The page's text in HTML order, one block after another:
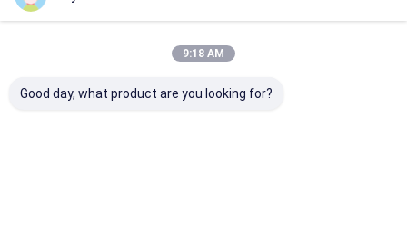
Onze Categorieën
9:18 AM
Good day, what product are you looking for?